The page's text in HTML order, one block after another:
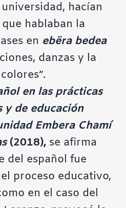
hacían
hablaban la
en ebëra bedea
danzas y la
en las prácticas
y de educación
Embera Chamí
(2018), se afirma
del español fue
proceso educativo,
en el caso del